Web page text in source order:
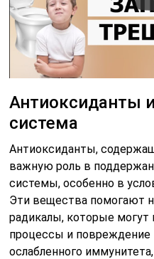
Антиоксиданты
система
Антиоксиданты,
важную роль в
системы, особенно в
Эти вещества помогают
радикалы, которые
процессы и повреждение
ослабленного